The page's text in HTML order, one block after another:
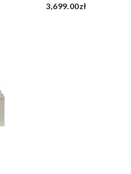
3,699.00zł